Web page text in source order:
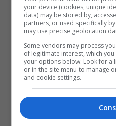
your device (cookies, unique
data) may be stored by,
partners, or used specifically
may use precise geolocation
Some vendors may process
of legitimate interest, which
your options below. Look for a
or in the site menu to manage
and cookie settings.